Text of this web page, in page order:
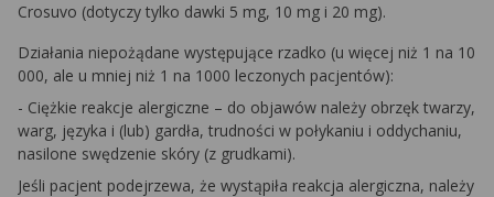
Crosuvo (dotyczy tylko dawki 5 mg, 10 mg i 20 mg).
Działania niepożądane występujące rzadko (u więcej niż 1 na 10
000, ale u mniej niż 1 na 1000 leczonych pacjentów):
- Ciężkie reakcje alergiczne – do objawów należy obrzęk twarzy,
warg, języka i (lub) gardła, trudności w połykaniu i oddychaniu,
nasilone swędzenie skóry (z grudkami).
Jeśli pacjent podejrzewa, że wystąpiła reakcja alergiczna, należy